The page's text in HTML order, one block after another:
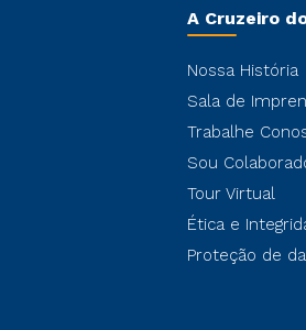
A Cruzeiro
Nossa História
Sala de
Trabalhe
Sou
Tour Virtual
Ética e
Proteção de